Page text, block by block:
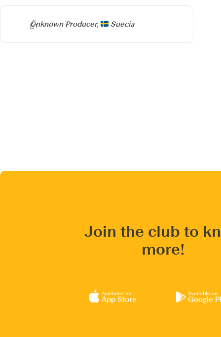
Producer
Unknown Producer, Suecia
Join the club to
more!
Available on
App Store
Available on
Google